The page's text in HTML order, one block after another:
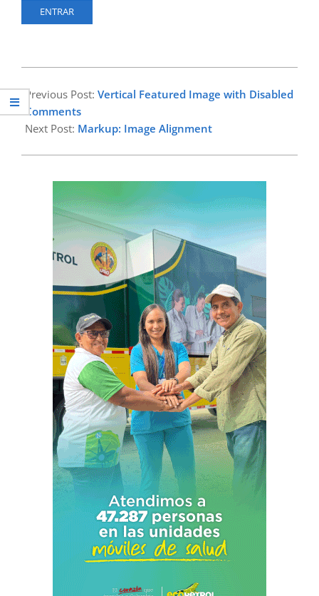
09-
07
Previous Post: Vertical Featured Image with Disabled
Comments
Next Post: Markup: Image Alignment